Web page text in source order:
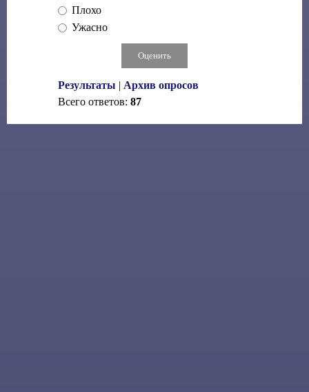
Плохо
Ужасно
Результаты | Архив опросов
Всего ответов: 87